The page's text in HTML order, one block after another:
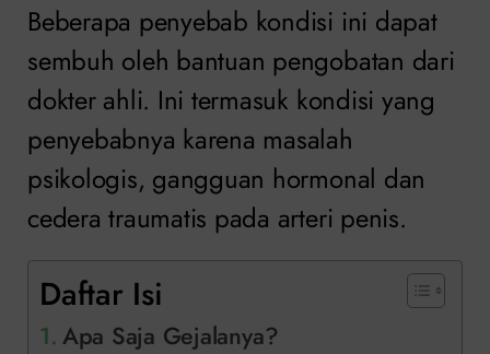
Beberapa penyebab kondisi ini dapat
sembuh oleh bantuan pengobatan dari
dokter ahli. Ini termasuk kondisi yang
penyebabnya karena masalah
psikologis, gangguan hormonal dan
cedera traumatis pada arteri penis.
Daftar Isi
Apa Saja Gejalanya?